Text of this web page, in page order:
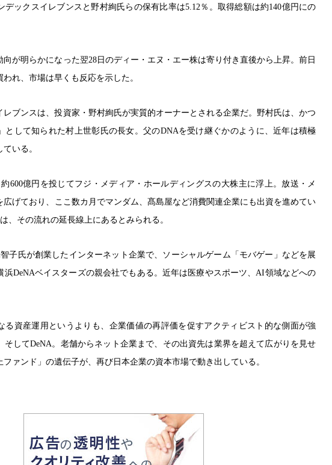
デックスイレブンスと野村絢氏らの保有比率は5.12％。取得総額は約140億円にの
向が明らかになった翌28日のディー・エヌ・エー株は寄り付き直後から上昇。前日
われ、市場は早くも反応を示した。
レブンスは、投資家・野村絢氏が実質的オーナーとされる企業だ。野村氏は、かつ
として知られた村上世彰氏の長女。父のDNAを受け継ぐかのように、近年は積極
いる。
600億円を投じてフジ・メディア・ホールディングスの大株主に浮上。放送・メ
広げており、ここ数カ月でマンダム、髙島屋など消費関連企業にも出資を進めてい
、その流れの延長線上にあるとみられる。
子氏が創業したインターネット企業で、ソーシャルゲーム「モバゲー」などを展
浜DeNAベイスターズの親会社でもある。近年は医療やスポーツ、AI領域などへの
る資産運用というよりも、企業価値の再評価を促すアクティビスト的な側面が強
そしてDeNA。老舗からネット企業まで、その出資先は業界を超えて広がりを見せ
ァンド」の遺伝子が、再び日本企業の資本市場で動き出している。